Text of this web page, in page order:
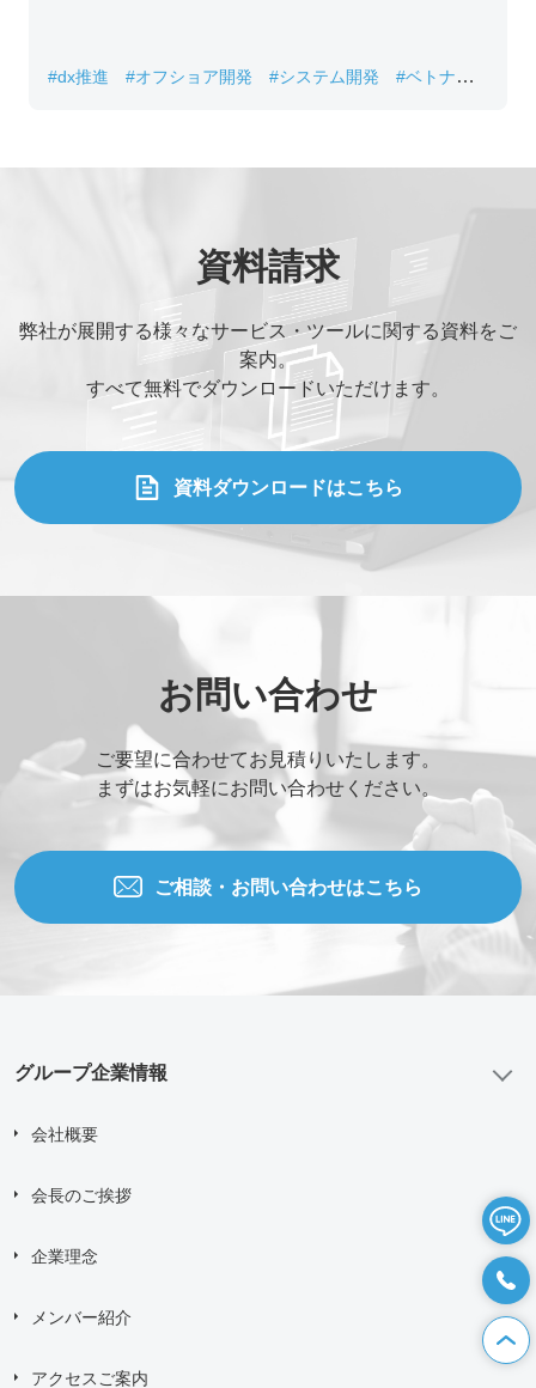
#dx推進 #オフショア開発 #システム開発
#ベトナムIT
資料請求
弊社が展開する様々なサービス・ツールに関する資料をご
案内。
すべて無料でダウンロードいただけます。
資料ダウンロードはこちら
お問い合わせ
ご要望に合わせてお見積りいたします。
まずはお気軽にお問い合わせください。
ご相談・お問い合わせはこちら
グループ企業情報
会社概要
会長のご挨拶
企業理念
メンバー紹介
アクセスご案内